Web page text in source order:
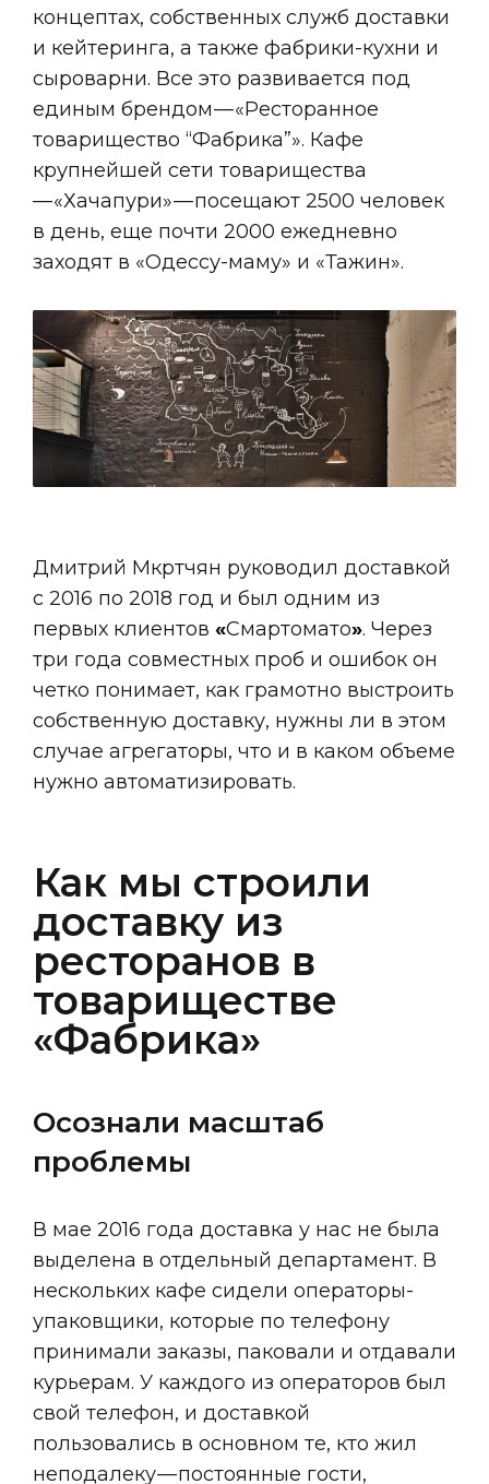
концептах, собственных служб доставки
и кейтеринга, а также фабрики-кухни и
сыроварни. Все это развивается под
единым брендом — «Ресторанное
товарищество “Фабрика”». Кафе
крупнейшей сети товарищества
— «Хачапури» — посещают 2500 человек
в день, еще почти 2000 ежедневно
заходят в «Одессу-маму» и «Тажин».
Дмитрий Мкртчян руководил доставкой
с 2016 по 2018 год и был одним из
первых клиентов «Смартомато». Через
три года совместных проб и ошибок он
четко понимает, как грамотно выстроить
собственную доставку, нужны ли в этом
случае агрегаторы, что и в каком объеме
нужно автоматизировать.
Как мы строили
доставку из
ресторанов в
товариществе
«Фабрика»
Осознали масштаб
проблемы
В мае 2016 года доставка у нас не была
выделена в отдельный департамент. В
нескольких кафе сидели операторы-
упаковщики, которые по телефону
принимали заказы, паковали и отдавали
курьерам. У каждого из операторов был
свой телефон, и доставкой
пользовались в основном те, кто жил
неподалеку — постоянные гости,